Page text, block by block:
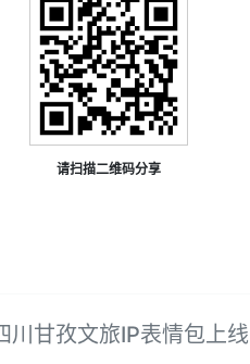
请扫描二维码分享
川甘孜文旅IP表情包上